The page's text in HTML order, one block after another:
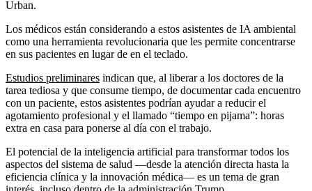
Urban.
Los médicos están considerando a estos asistentes de IA ambiental
como una herramienta revolucionaria que les permite concentrarse
en sus pacientes en lugar de en el teclado.
Estudios preliminares indican que, al liberar a los doctores de la
tarea tediosa y que consume tiempo, de documentar cada encuentro
con un paciente, estos asistentes podrían ayudar a reducir el
agotamiento profesional y el llamado “tiempo en pijama”: horas
extra en casa para ponerse al día con el trabajo.
El potencial de la inteligencia artificial para transformar todos los
aspectos del sistema de salud —desde la atención directa hasta la
eficiencia clínica y la innovación médica— es un tema de gran